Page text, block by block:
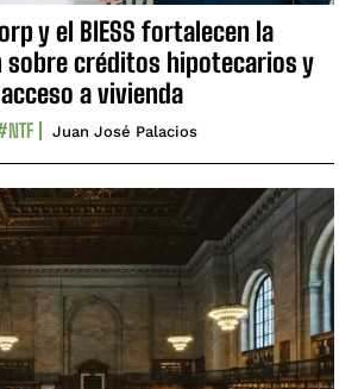
y el BIESS fortalecen la
sobre créditos hipotecarios y
acceso a vivienda
Juan José Palacios